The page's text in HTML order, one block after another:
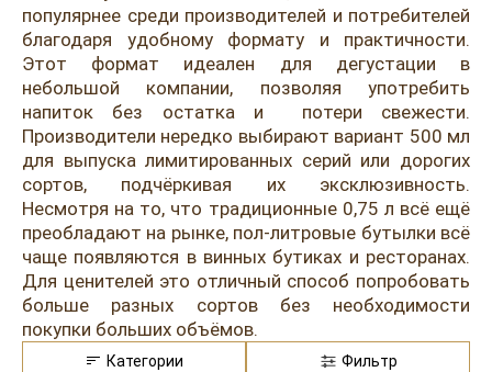
Чай
Кофе
Шампанское
Игристое вино
Портвейн
Херес
Красные вина
Белые вина
Розовые вина
Итальянские вина
Коньяк
Арманьяк
Текила
Мескаль
Кальвадос
Джин
Ром
Граппа
популярнее среди производителей и потребителей
благодаря удобному формату и практичности.
Этот формат идеален для дегустации в
небольшой компании, позволяя употребить
напиток без остатка и потери свежести.
Производители нередко выбирают вариант 500 мл
для выпуска лимитированных серий или дорогих
сортов, подчёркивая их эксклюзивность.
Несмотря на то, что традиционные 0,75 л всё ещё
преобладают на рынке, пол-литровые бутылки всё
чаще появляются в винных бутиках и ресторанах.
Для ценителей это отличный способ попробовать
больше разных сортов без необходимости
покупки больших объёмов.
Категории Фильтр